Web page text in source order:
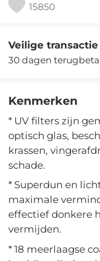
15850
Veilige transactie
30 dagen
Kenmerken
* UV filters zijn
optisch glas,
krassen,
schade.
* Superdun en
maximale
effectief donkere
vermijden.
* 18 meerlaagse